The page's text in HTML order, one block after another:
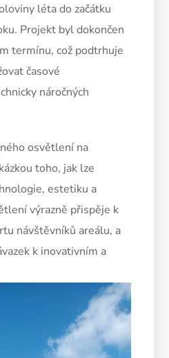
léta do začátku
Projekt byl dokončen
termínu, což podtrhuje
časové
náročných
osvětlení na
toho, jak lze
estetiku a
výrazně přispěje k
návštěvníků areálu, a
k inovativním a